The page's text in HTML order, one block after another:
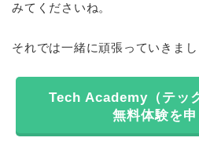
みてくださいね。
それでは一緒に頑張っていきまし
Tech Academy（テッ
無料体験を